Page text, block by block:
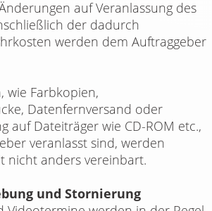
auf Veranlassung des
der dadurch
werden dem Auftraggeber
wie Farbkopien,
Datenfernversand oder
auf Dateiträger wie CD-ROM etc.,
veranlasst sind, werden
nicht anders vereinbart.
und Stornierung